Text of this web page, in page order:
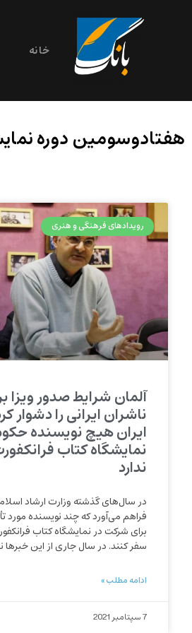
خانه
هفتادوسومین دوره
رویدادهای فرهنگی و هنری
آلمان شرایط صدور ویزا
ناشران ایرانی را دشوار
ایران هیچ نویسنده
نمایشگاه کتاب
ندارد
در سال‌های گذشته وزارت ارشاد
فراهم می‌آورد که چند نویسنده مورد
برای شرکت در نمایشگاه کتاب
سفر کنند. در سال جاری از این
ادامه مطلب »
7 سپتامبر 2021